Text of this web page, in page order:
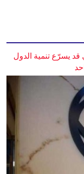
قد يسرّع تنمية الدول